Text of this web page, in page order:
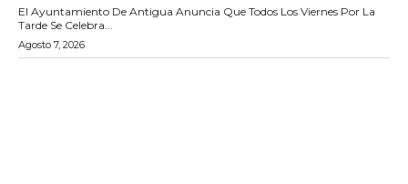
El Ayuntamiento De Antigua Anuncia Que Todos Los Viernes Por La
Tarde Se Celebra...
Agosto 7, 2026